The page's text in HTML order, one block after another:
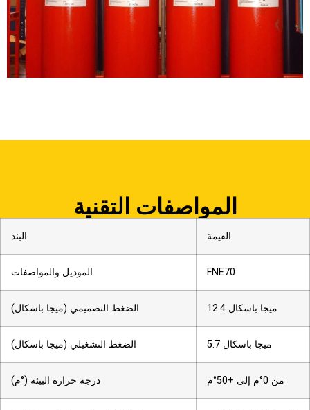
المواصفات التقنية
البند القيمة
الموديل والمواصفات FNE70
الضغط التصميمي (ميجا باسكال) 12.4 ميجا باسكال
الضغط التشغيلي (ميجا باسكال) 5.7 ميجا باسكال
درجة حرارة البيئة (°م) من 0°م إلى +50°م